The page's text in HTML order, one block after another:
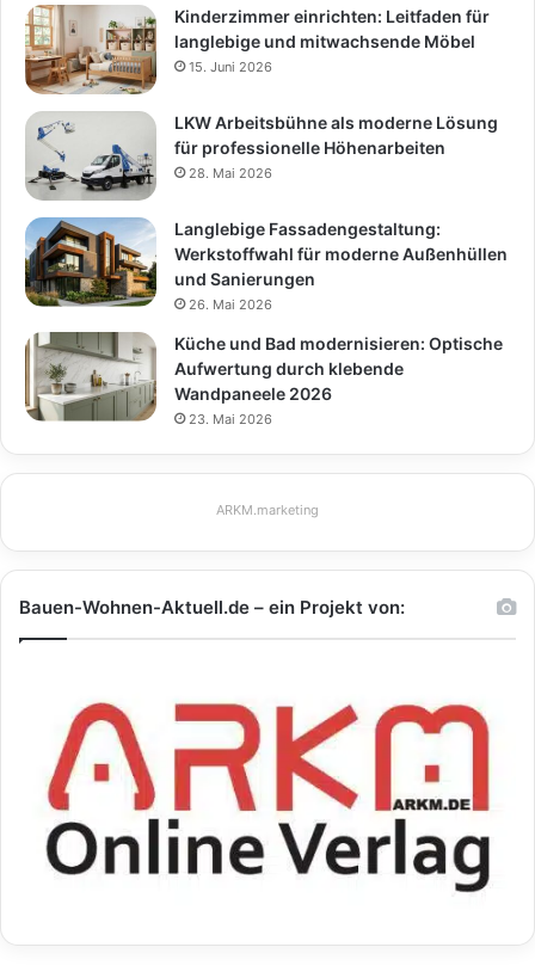
Kinderzimmer einrichten: Leitfaden für
langlebige und mitwachsende Möbel
15. Juni 2026
LKW Arbeitsbühne als moderne Lösung
für professionelle Höhenarbeiten
28. Mai 2026
Langlebige Fassadengestaltung:
Werkstoffwahl für moderne Außenhüllen
und Sanierungen
26. Mai 2026
Küche und Bad modernisieren: Optische
Aufwertung durch klebende
Wandpaneele 2026
23. Mai 2026
ARKM.marketing
Bauen-Wohnen-Aktuell.de – ein Projekt von: